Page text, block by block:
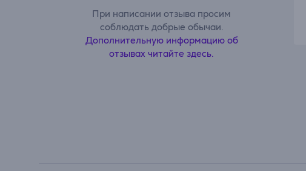
При написании отзыва просим
соблюдать добрые обычаи.
Дополнительную информацию об
отзывах читайте здесь.